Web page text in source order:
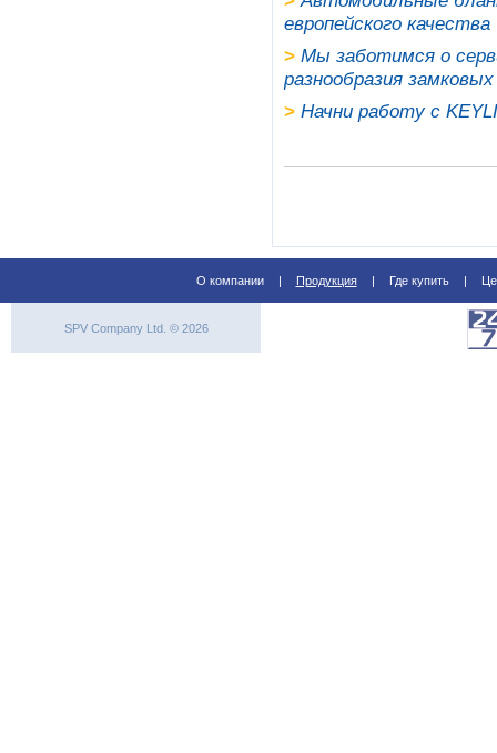
европейского качества
> Мы заботимся о
разнообразия
> Начни работу с
> SPV Company Ltd.
О компании | Продукция | Где купить |
SPV Company Ltd. © 2026